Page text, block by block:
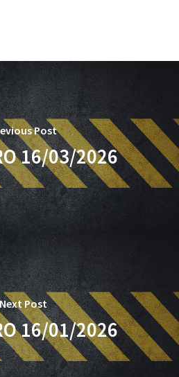
Post
16/03/2026
Next Post
16/01/2026